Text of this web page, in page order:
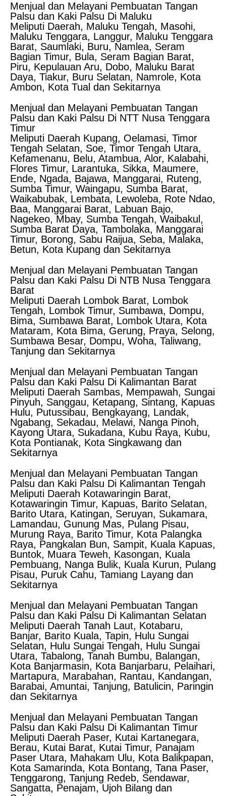
Menjual dan Melayani Pembuatan Tangan
Palsu dan Kaki Palsu Di Maluku
Meliputi Daerah, Maluku Tengah, Masohi,
Maluku Tenggara, Langgur, Maluku Tenggara
Barat, Saumlaki, Buru, Namlea, Seram
Bagian Timur, Bula, Seram Bagian Barat,
Piru, Kepulauan Aru, Dobo, Maluku Barat
Daya, Tiakur, Buru Selatan, Namrole, Kota
Ambon, Kota Tual dan Sekitarnya
Menjual dan Melayani Pembuatan Tangan
Palsu dan Kaki Palsu Di NTT Nusa Tenggara
Timur
Meliputi Daerah Kupang, Oelamasi, Timor
Tengah Selatan, Soe, Timor Tengah Utara,
Kefamenanu, Belu, Atambua, Alor, Kalabahi,
Flores Timur, Larantuka, Sikka, Maumere,
Ende, Ngada, Bajawa, Manggarai, Ruteng,
Sumba Timur, Waingapu, Sumba Barat,
Waikabubak, Lembata, Lewoleba, Rote Ndao,
Baa, Manggarai Barat, Labuan Bajo,
Nagekeo, Mbay, Sumba Tengah, Waibakul,
Sumba Barat Daya, Tambolaka, Manggarai
Timur, Borong, Sabu Raijua, Seba, Malaka,
Betun, Kota Kupang dan Sekitarnya
Menjual dan Melayani Pembuatan Tangan
Palsu dan Kaki Palsu Di NTB Nusa Tenggara
Barat
Meliputi Daerah Lombok Barat, Lombok
Tengah, Lombok Timur, Sumbawa, Dompu,
Bima, Sumbawa Barat, Lombok Utara, Kota
Mataram, Kota Bima, Gerung, Praya, Selong,
Sumbawa Besar, Dompu, Woha, Taliwang,
Tanjung dan Sekitarnya
Menjual dan Melayani Pembuatan Tangan
Palsu dan Kaki Palsu Di Kalimantan Barat
Meliputi Daerah Sambas, Mempawah, Sungai
Pinyuh, Sanggau, Ketapang, Sintang, Kapuas
Hulu, Putussibau, Bengkayang, Landak,
Ngabang, Sekadau, Melawi, Nanga Pinoh,
Kayong Utara, Sukadana, Kubu Raya, Kubu,
Kota Pontianak, Kota Singkawang dan
Sekitarnya
Menjual dan Melayani Pembuatan Tangan
Palsu dan Kaki Palsu Di Kalimantan Tengah
Meliputi Daerah Kotawaringin Barat,
Kotawaringin Timur, Kapuas, Barito Selatan,
Barito Utara, Katingan, Seruyan, Sukamara,
Lamandau, Gunung Mas, Pulang Pisau,
Murung Raya, Barito Timur, Kota Palangka
Raya, Pangkalan Bun, Sampit, Kuala Kapuas,
Buntok, Muara Teweh, Kasongan, Kuala
Pembuang, Nanga Bulik, Kuala Kurun, Pulang
Pisau, Puruk Cahu, Tamiang Layang dan
Sekitarnya
Menjual dan Melayani Pembuatan Tangan
Palsu dan Kaki Palsu Di Kalimantan Selatan
Meliputi Daerah Tanah Laut, Kotabaru,
Banjar, Barito Kuala, Tapin, Hulu Sungai
Selatan, Hulu Sungai Tengah, Hulu Sungai
Utara, Tabalong, Tanah Bumbu, Balangan,
Kota Banjarmasin, Kota Banjarbaru, Pelaihari,
Martapura, Marabahan, Rantau, Kandangan,
Barabai, Amuntai, Tanjung, Batulicin, Paringin
dan Sekitarnya
Menjual dan Melayani Pembuatan Tangan
Palsu dan Kaki Palsu Di Kalimantan Timur
Meliputi Daerah Paser, Kutai Kartanegara,
Berau, Kutai Barat, Kutai Timur, Panajam
Paser Utara, Mahakam Ulu, Kota Balikpapan,
Kota Samarinda, Kota Bontang, Tana Paser,
Tenggarong, Tanjung Redeb, Sendawar,
Sangatta, Penajam, Ujoh Bilang dan